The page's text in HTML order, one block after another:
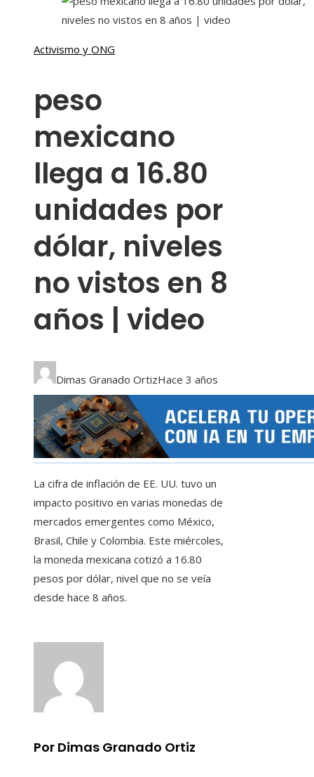
Activismo y ONG
peso
mexicano
llega a 16.80
unidades por
dólar, niveles
no vistos en 8
años | video
Dimas Granado OrtizHace 3 años
La cifra de inflación de EE. UU. tuvo un
impacto positivo en varias monedas de
mercados emergentes como México,
Brasil, Chile y Colombia. Este miércoles,
la moneda mexicana cotizó a 16.80
pesos por dólar, nivel que no se veía
desde hace 8 años.
Por Dimas Granado Ortiz